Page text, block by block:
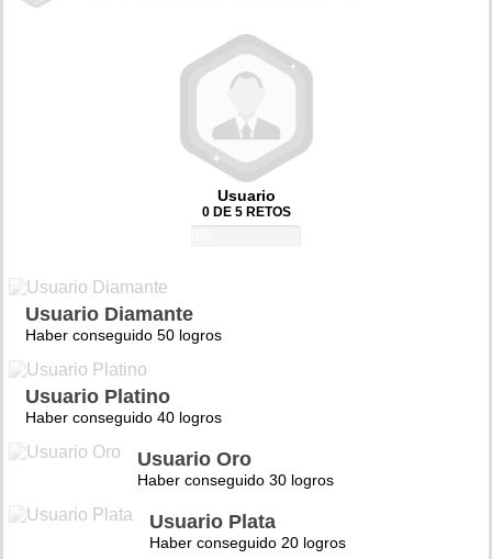
Usuario
0 DE 5 RETOS
Usuario Diamante
Haber conseguido 50 logros
Usuario Platino
Haber conseguido 40 logros
Usuario Oro
Haber conseguido 30 logros
Usuario Plata
Haber conseguido 20 logros